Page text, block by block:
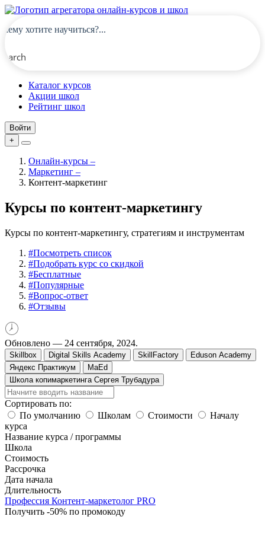
Каталог курсов
Акции школ
Рейтинг школ
Войти
+
Онлайн-курсы –
Маркетинг –
Контент-маркетинг
Курсы по контент-маркетингу
Курсы по контент-маркетингу, стратегиям и инструментам
#Посмотреть список
#Подобрать курс со скидкой
#Бесплатные
#Популярные
#Вопрос-ответ
#Отзывы
Обновлено — 24 сентября, 2024.
Skillbox Digital Skills Academy SkillFactory
Eduson Academy
Яндекс Практикум
MaEd
Школа копимаркетинга Сергея Трубадура
Сортировать по:
По умолчанию
Школам Стоимости
Началу
курса
Название курса / программы
Школа
Стоимость
Рассрочка
Дата начала
Длительность
Профессия Контент-маркетолог PRO
Получить -50% по промокоду